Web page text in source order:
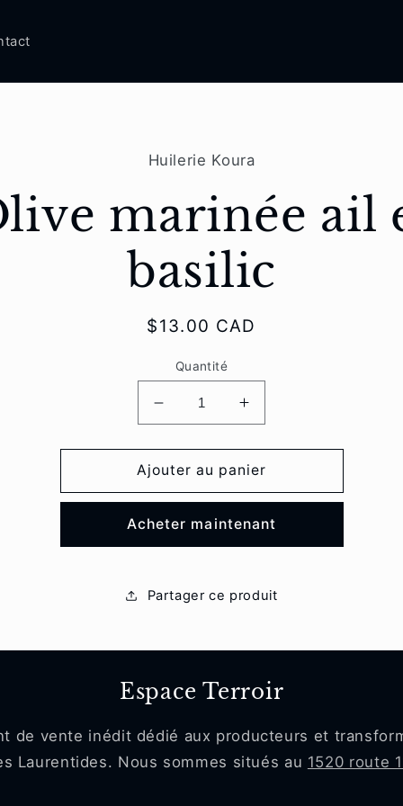
Huilerie Koura
marinée ail
basilic
Prix
$13.00 CAD
Quantité
Réduire
la
quantité
de
Olive
ail
et
Augmenter
la
quantité
de
Olive
ail
et
Ajouter au panier
Acheter maintenant
Partager ce produit
Espace Terroir
de vente inédit dédié aux producteurs et
Laurentides. Nous sommes situés au 1520 route